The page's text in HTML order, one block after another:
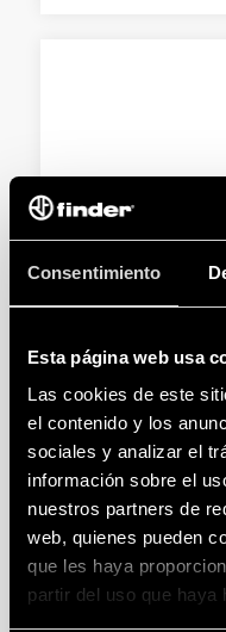
Consentimiento
Esta página web usa
Las cookies de este
el contenido y los
sociales y analizar el
información sobre el
nuestros partners de
web, quienes pueden
que les haya
partir del uso que
FLOTADOR
10 A (carga